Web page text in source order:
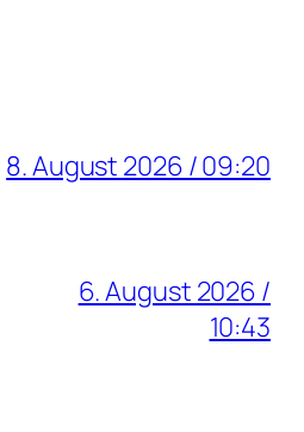
8. August 2026 / 09:20
6. August 2026 /
10:43